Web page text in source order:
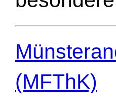
(MFThK)